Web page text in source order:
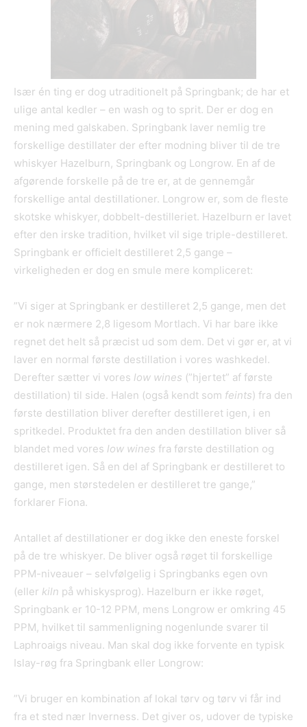
Især én ting er dog utraditionelt på Springbank; de har et
ulige antal kedler – en wash og to sprit. Der er dog en
mening med galskaben. Springbank laver nemlig tre
forskellige destillater der efter modning bliver til de tre
whiskyer Hazelburn, Springbank og Longrow. En af de
afgørende forskelle på de tre er, at de gennemgår
forskellige antal destillationer. Longrow er, som de fleste
skotske whiskyer, dobbelt-destilleriet. Hazelburn er lavet
efter den irske tradition, hvilket vil sige triple-destilleret.
Springbank er officielt destilleret 2,5 gange –
virkeligheden er dog en smule mere kompliceret:
”Vi siger at Springbank er destilleret 2,5 gange, men det
er nok nærmere 2,8 ligesom Mortlach. Vi har bare ikke
regnet det helt så præcist ud som dem. Det vi gør er, at vi
laver en normal første destillation i vores washkedel.
Derefter sætter vi vores low wines (”hjertet” af første
destillation) til side. Halen (også kendt som feints) fra den
første destillation bliver derefter destilleret igen, i en
spritkedel. Produktet fra den anden destillation bliver så
blandet med vores low wines fra første destillation og
destilleret igen. Så en del af Springbank er destilleret to
gange, men størstedelen er destilleret tre gange,”
forklarer Fiona.
Antallet af destillationer er dog ikke den eneste forskel
på de tre whiskyer. De bliver også røget til forskellige
PPM-niveauer – selvfølgelig i Springbanks egen ovn
(eller kiln på whiskysprog). Hazelburn er ikke røget,
Springbank er 10-12 PPM, mens Longrow er omkring 45
PPM, hvilket til sammenligning nogenlunde svarer til
Laphroaigs niveau. Man skal dog ikke forvente en typisk
Islay-røg fra Springbank eller Longrow:
”Vi bruger en kombination af lokal tørv og tørv vi får ind
fra et sted nær Inverness. Det giver os, udover de typiske